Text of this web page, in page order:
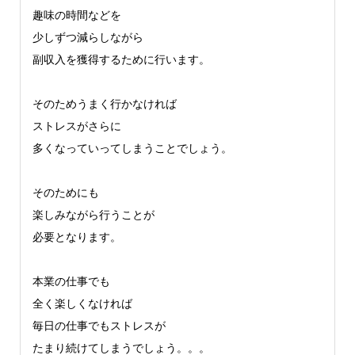
趣味の時間などを
少しずつ減らしながら
副収入を獲得するために行います。
そのためうまく行かなければ
ストレスがさらに
多くなっていってしまうことでしょう。
そのためにも
楽しみながら行うことが
必要となります。
本業の仕事でも
全く楽しくなければ
毎日の仕事でもストレスが
たまり続けてしまうでしょう。。。